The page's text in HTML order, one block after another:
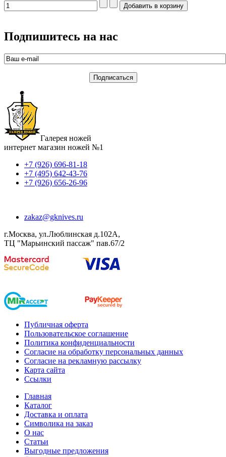
Подпишитесь на нас
Галерея ножей
интернет магазин ножей №1
+7 (926) 696-81-18
+7 (495) 642-43-76
+7 (926) 656-26-96
zakaz@gknives.ru
г.Москва, ул.Люблинская д.102А,
ТЦ "Марьинский пассаж" пав.67/2
Публичная оферта
Пользовательское соглашение
Политика конфиденциальности
Согласие на обработку персональных данных
Согласие на рекламную рассылку
Карта сайта
Ссылки
Главная
Каталог
Доставка и оплата
Символика на заказ
О нас
Статьи
Выгодные предложения